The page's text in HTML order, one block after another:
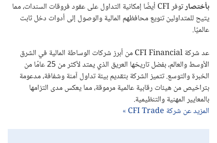
بأختصار
توفر CFI أيضًا إمكانية التداول على عقود فروقات السندات، مما
يتيح للمتداولين تنويع محافظهم المالية والوصول إلى أدوات دخل ثابت
عالميًا.
عد شركة CFI Financial من أبرز شركات الوساطة المالية في الشرق
الأوسط والعالم، بفضل تاريخها العريق الذي يمتد لأكثر من 25 عامًا من
الخبرة والتوسع. تتميز الشركة بتقديم بيئة تداول آمنة وشفافة، مدعومة
بتراخيص من هيئات رقابية عالمية مرموقة، مما يعكس مدى التزامها
بالمعايير المهنية والتنظيمية.
المزيد عن شركة CFI Trade »